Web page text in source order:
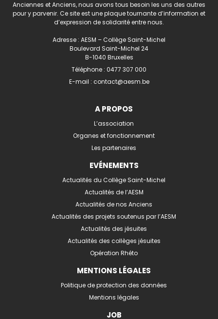
Anciennes et Anciens, nous avons tous besoin les uns des autres
pour y parvenir. Ce site est une plaque tournante d’information et
d’expression de solidarité entre nous.
Adresse : AESM – Collège Saint-Michel
Boulevard Saint-Michel 24
B-1040 Bruxelles
Téléphone : 0477 307 000
E-mail : contact@aesm.be
A PROPOS
L’association
Organes et fonctionnement
Les partenaires
EVÉNEMENTS
Actualités du Collège Saint-Michel
Actualités de l’AESM
Actualités de nos Anciens
Actualités des projets soutenus par l’AESM
Actualités des jésuites
Actualités des collèges jésuites
Opération Rhéto
MENTIONS LÉGALES
Politique de protection des données
Mentions légales
JOB